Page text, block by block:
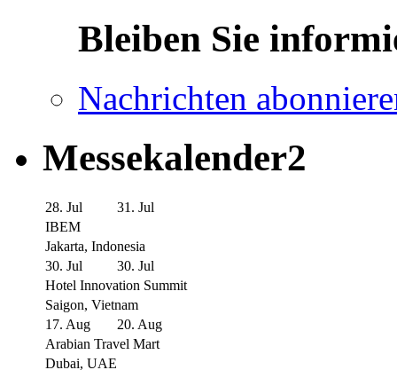
Bleiben Sie
Nachrichten
Messekalender2
28. Jul
31. Jul
IBEM
Jakarta, Indonesia
30. Jul
30. Jul
Hotel Innovation Summit
Saigon, Vietnam
17. Aug
20. Aug
Arabian Travel Mart
Dubai, UAE